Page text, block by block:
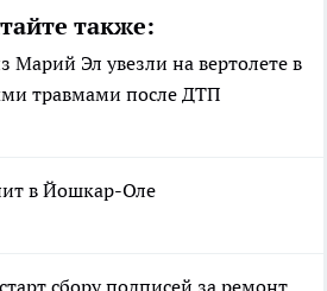
также:
Марий Эл увезли на вертолете в
травмами после ДТП
в Йошкар-Оле
сбору подписей за ремонт